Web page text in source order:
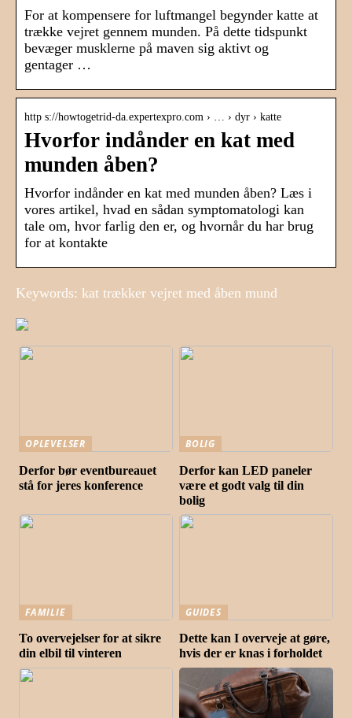
For at kompensere for luftmangel begynder katte at
trække vejret gennem munden. På dette tidspunkt
bevæger musklerne på maven sig aktivt og
gentager …
http s://howtogetrid-da.expertexpro.com › … › dyr › katte
Hvorfor indånder en kat med
munden åben?
Hvorfor indånder en kat med munden åben? Læs i
vores artikel, hvad en sådan symptomatologi kan
tale om, hvor farlig den er, og hvornår du har brug
for at kontakte
Keywords: kat trækker vejret med åben mund
OPLEVELSER
Derfor bør eventbureauet
stå for jeres konference
BOLIG
Derfor kan LED paneler
være et godt valg til din
bolig
FAMILIE
To overvejelser for at sikre
din elbil til vinteren
GUIDES
Dette kan I overveje at gøre,
hvis der er knas i forholdet